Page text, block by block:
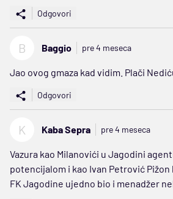
Odgovori
B Baggio pre 4 meseca
Jao ovog gmaza kad vidim. Plači
Odgovori
K Kaba Sepra pre 4 meseca
Vazura kao Milanovići u Jagodini
potencijalom i kao Ivan Petrović
FK Jagodine ujedno bio i menadžer